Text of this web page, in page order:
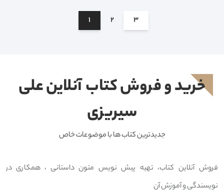
1 2 3
خرید و فروش کتاب آنلاین علی
سیریزی
جدیدترین کتاب ها با موضوعات خاص
فروش آنلاین کتاب، تهیه پیش نویس متون داستانی ، همکاری در
نویسندگی و آموزش آن